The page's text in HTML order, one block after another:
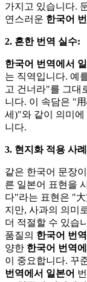
가지고 있습니다.
연스러운 한국어
2. 흔한 번역 실수:
한국어 번역에서
는 직역입니다. 예
고 건너라"를 그대
니다. 이 속담은 "
세)"와 같이 의미
니다.
3. 현지화 적용 사
같은 한국어 문장
른 일본어 표현을
다"라는 표현은 "
지만, 사과의 의미
더 적절할 수 있습
품질의 한국어 번
양한 한국어 번역
이 중요합니다. 꾸
번역에서 일본어